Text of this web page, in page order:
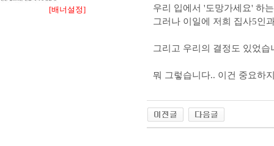
[배너설정]
우리 입에서 '도망가세요' 하
그러나 이일에 저희 집사5인
그리고 우리의 결정도 있었
뭐 그렇습니다.. 이건 중요하